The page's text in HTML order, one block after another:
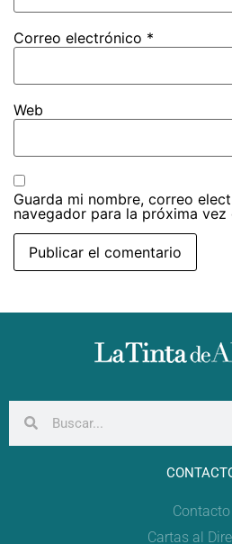
Correo electrónico *
Web
Guarda mi nombre, correo
navegador para la próxima vez
Contacto
Cartas al